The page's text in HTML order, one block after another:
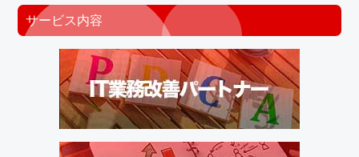
サービス内容